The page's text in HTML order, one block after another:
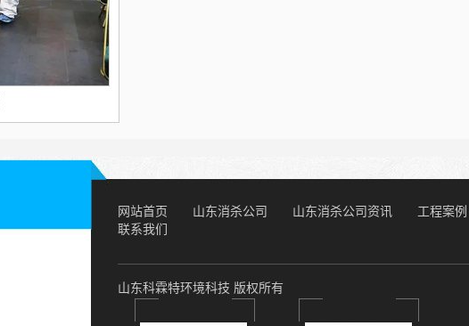
网站首页 山东消杀公司 山东消杀公司资讯
工程案例
联系我们
山东科霖特环境科技 版权所有